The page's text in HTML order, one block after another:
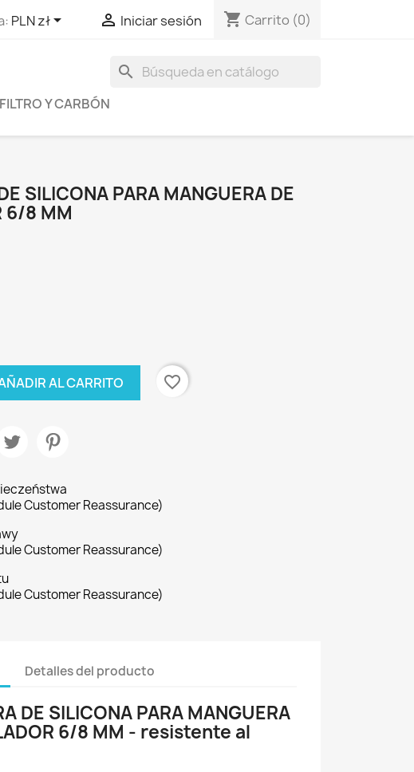
PLN zł  Iniciar sesión shopping_cart Carrito (0)
search
FILTRO Y CARBÓN
SILICONA PARA MANGUERA DE
6/8 MM
AL CARRITO favorite_border
Customer Reassurance)
Customer Reassurance)
Customer Reassurance)
Detalles del producto
DE SILICONA PARA MANGUERA
6/8 MM - resistente al